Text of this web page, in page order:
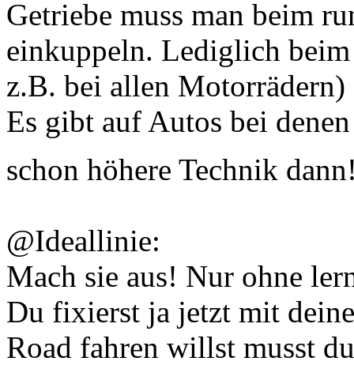
Getriebe muss man beim
einkuppeln. Lediglich
z.B. bei allen Motorrädern)
Es gibt auf Autos bei
schon höhere Technik
@Ideallinie:
Mach sie aus! Nur ohne
Du fixierst ja jetzt mit
Road fahren willst musst